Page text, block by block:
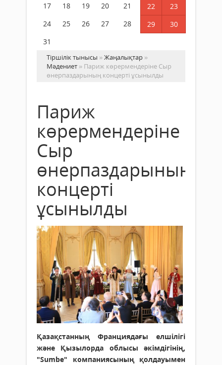
17
18 19 20 21 22
23
24
25 26 27 28 29
30
31
Тіршілік тынысы »Жаңалықтар »
Мәдениет » Париж көрермендеріне Сыр
өнерпаздарының концерті ұсынылды
Париж
көрермендеріне
Сыр
өнерпаздарының
концерті
ұсынылды
Қазақстанның Франциядағы елшілігі
және Қызылорда облысы әкімдігінің,
"Sumbe" компаниясының қолдауымен